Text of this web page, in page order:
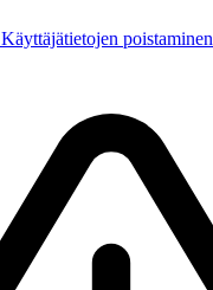
Käyttäjätietojen poistaminen